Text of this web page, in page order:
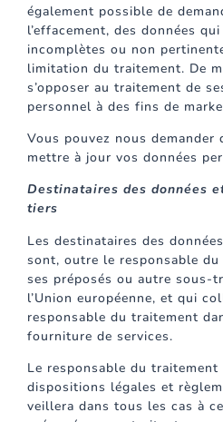
également possible de
l’effacement, des données
incomplètes ou non
limitation du traitement. De
s’opposer au traitement de
personnel à des fins de
Vous pouvez nous demander
mettre à jour vos données
Destinataires des données
tiers
Les destinataires des
sont, outre le responsable
ses préposés ou autre sous-
l’Union européenne, et qui
responsable du traitement
fourniture de services.
Le responsable du traitement
dispositions légales et
veillera dans tous les cas à